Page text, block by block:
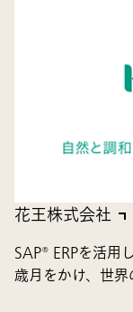
花王株式会社
SAP® ERPを活用
歳月をかけ、世界